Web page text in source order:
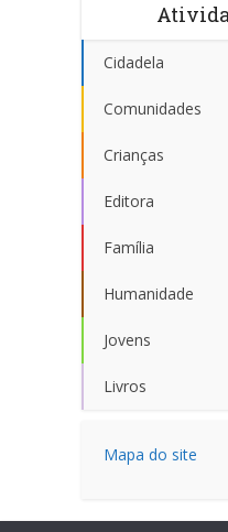
Cidadela
Comunidades
Crianças
Editora
Família
Humanidade
Jovens
Livros
Mapa do site